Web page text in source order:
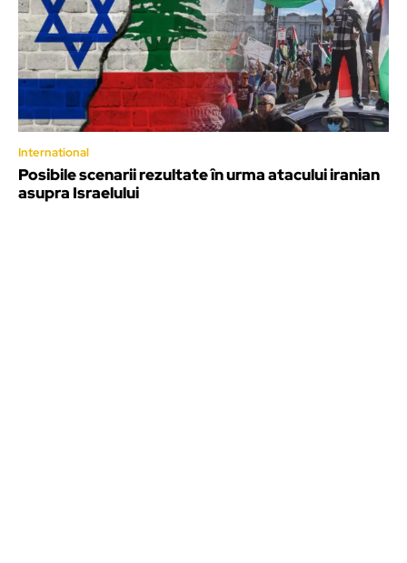
International
Posibile scenarii rezultate în urma atacului iranian
asupra Israelului